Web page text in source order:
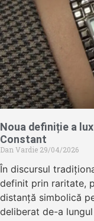
Noua definiție a
Constant
Dan Vardie 29/04/2026
În discursul
definit prin raritate,
distanță simbolică
deliberat de-a